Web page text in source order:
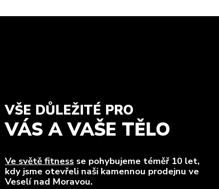
VŠE DŮLEŽITÉ PRO
VÁS A VAŠE TĚLO
Ve světě fitness se pohybujeme téměř 10 let,
kdy jsme otevřeli naši kamennou prodejnu ve
Veselí nad Moravou.